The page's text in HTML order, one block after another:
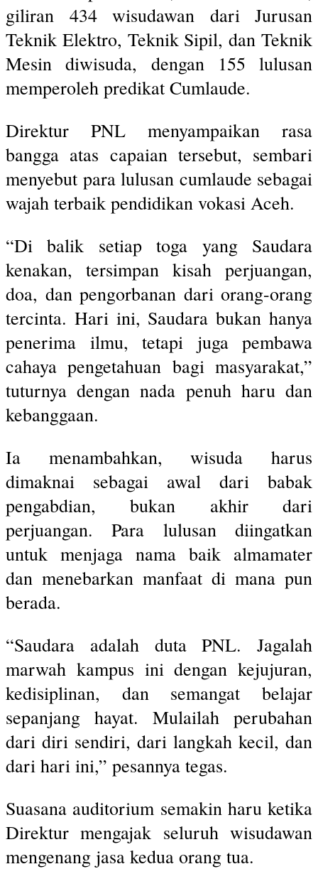
giliran 434 wisudawan dari Jurusan
Teknik Elektro, Teknik Sipil, dan Teknik
Mesin diwisuda, dengan 155 lulusan
memperoleh predikat Cumlaude.
Direktur PNL menyampaikan rasa
bangga atas capaian tersebut, sembari
menyebut para lulusan cumlaude sebagai
wajah terbaik pendidikan vokasi Aceh.
“Di balik setiap toga yang Saudara
kenakan, tersimpan kisah perjuangan,
doa, dan pengorbanan dari orang-orang
tercinta. Hari ini, Saudara bukan hanya
penerima ilmu, tetapi juga pembawa
cahaya pengetahuan bagi masyarakat,”
tuturnya dengan nada penuh haru dan
kebanggaan.
Ia menambahkan, wisuda harus
dimaknai sebagai awal dari babak
pengabdian, bukan akhir dari
perjuangan. Para lulusan diingatkan
untuk menjaga nama baik almamater
dan menebarkan manfaat di mana pun
berada.
“Saudara adalah duta PNL. Jagalah
marwah kampus ini dengan kejujuran,
kedisiplinan, dan semangat belajar
sepanjang hayat. Mulailah perubahan
dari diri sendiri, dari langkah kecil, dan
dari hari ini,” pesannya tegas.
Suasana auditorium semakin haru ketika
Direktur mengajak seluruh wisudawan
mengenang jasa kedua orang tua.